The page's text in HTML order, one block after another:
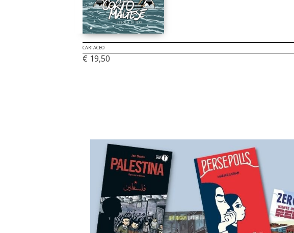
CARTACEO
€ 19,50